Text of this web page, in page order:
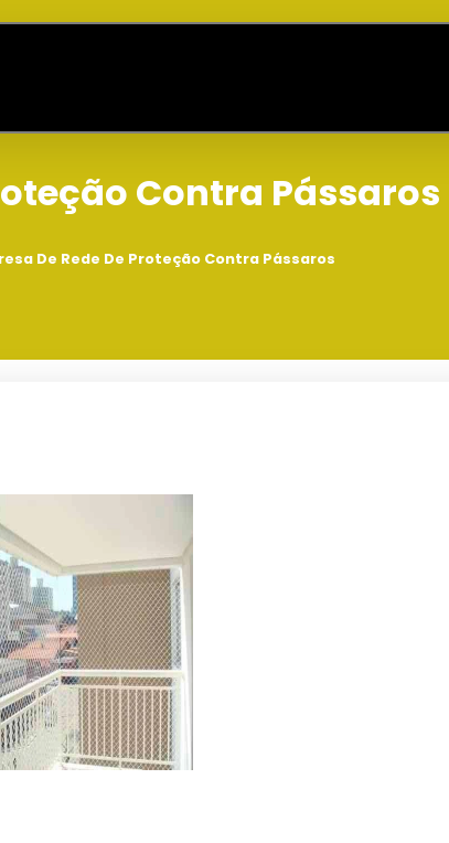
Contra Pássaros
De Rede De Proteção Contra Pássaros